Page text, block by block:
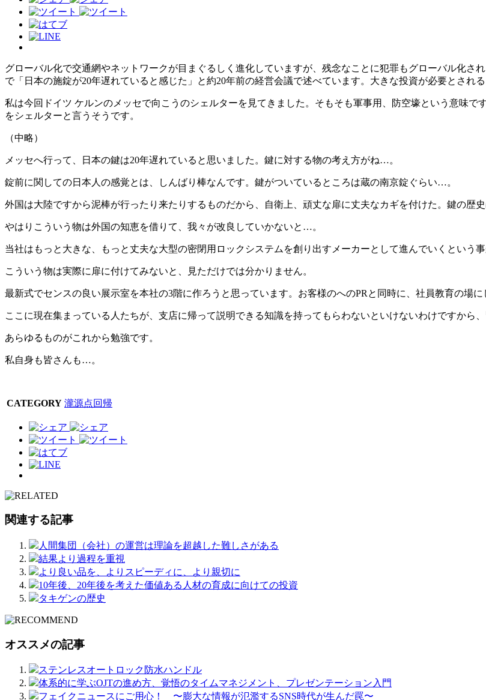
グローバル化で交通網やネットワークが目まぐるしく進化していますが、残念なことに犯罪もグローバル化さ
で「日本の施錠が20年遅れていると感じた」と約20年前の経営会議で述べています。大きな投資が必要とされ
私は今回ドイツ ケルンのメッセで向こうのシェルターを見てきました。そもそも軍事用、防空壕という意味
をシェルターと言うそうです。
（中略）
メッセへ行って、日本の鍵は20年遅れていると思いました。鍵に対する物の考え方がね…。
錠前に関しての日本人の感覚とは、しんばり棒なんです。鍵がついているところは蔵の南京錠ぐらい…。
外国は大陸ですから泥棒が行ったり来たりするものだから、自衛上、頑丈な扉に丈夫なカギを付けた。鍵の歴
やはりこういう物は外国の知恵を借りて、我々が改良していかないと…。
当社はもっと大きな、もっと丈夫な大型の密閉用ロックシステムを創り出すメーカーとして進んでいくという事
こういう物は実際に扉に付けてみないと、見ただけでは分かりません。
最新式でセンスの良い展示室を本社の3階に作ろうと思っています。お客様のへのPRと同時に、社員教育の場に
ここに現在集まっている人たちが、支店に帰って説明できる知識を持ってもらわないといけないわけですから
あらゆるものがこれから勉強です。
私自身も皆さんも…。
CATEGORY 瀧源点回帰
関連する記事
人間集団（会社）の運営は理論を超越した難しさがある
結果より過程を重視
より良い品を、よりスピーディに、より親切に
10年後、20年後を考えた価値ある人材の育成に向けての投資
タキゲンの歴史
オススメの記事
ステンレスオートロック防水ハンドル
体系的に学ぶOJTの進め方、覚悟のタイムマネジメント、プレゼンテーション入門
フェイクニュースにご用心！ 〜膨大な情報が氾濫するSNS時代が生んだ罠〜